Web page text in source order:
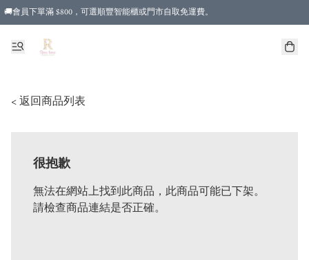
🚚會員下單滿 $800，可選順豐智能櫃或門市自取免運費。
< 返回商品列表
很抱歉
無法在網站上找到此商品，此商品可能已下架。
請檢查商品連結是否正確。